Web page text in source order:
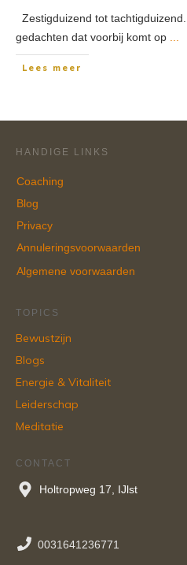
Zestigduizend tot
gedachten dat voorbij komt op
Lees meer
HANDIGE LINKS
Coaching
Blog
Privacy
Annuleringsvoorwaarden
Algemene voorwaarden
TOPICS
Bewustzijn
Blogs
Energie & Vitaliteit
Leiderschap
Meditatie
CONTACT
Holtropweg 17, IJlst
0031641236771